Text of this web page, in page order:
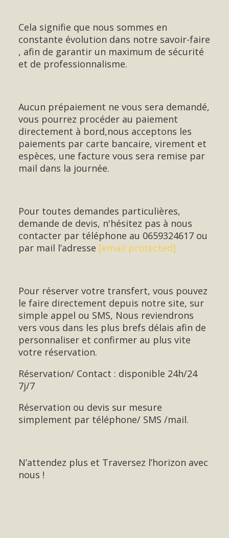
Cela signifie que nous sommes en
constante évolution dans notre savoir-faire
, afin de garantir un maximum de sécurité
et de professionnalisme.
Aucun prépaiement ne vous sera demandé,
vous pourrez procéder au paiement
directement à bord,nous acceptons les
paiements par carte bancaire, virement et
espèces, une facture vous sera remise par
mail dans la journée.
Pour toutes demandes particulières,
demande de devis, n'hésitez pas à nous
contacter par téléphone au 0659324617 ou
par mail l’adresse [email protected]
Pour réserver votre transfert, vous pouvez
le faire directement depuis notre site, sur
simple appel ou SMS, Nous reviendrons
vers vous dans les plus brefs délais afin de
personnaliser et confirmer au plus vite
votre réservation.
Réservation/ Contact : disponible 24h/24
7j/7
Réservation ou devis sur mesure
simplement par téléphone/ SMS /mail.
N’attendez plus et Traversez l’horizon avec
nous !